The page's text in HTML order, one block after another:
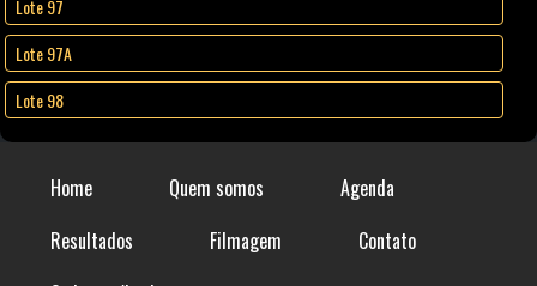
Lote 97
Lote 97A
Lote 98
Home Quem somos
Agenda
Resultados
Filmagem
Contato